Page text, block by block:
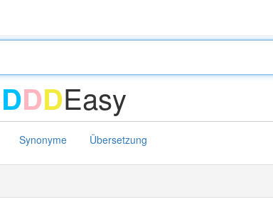
DDDEasy
Synonyme Übersetzung